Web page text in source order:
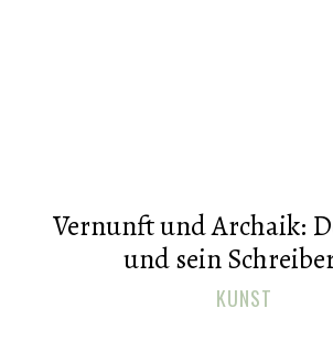
Vernunft und Archaik:
und sein
KUNST